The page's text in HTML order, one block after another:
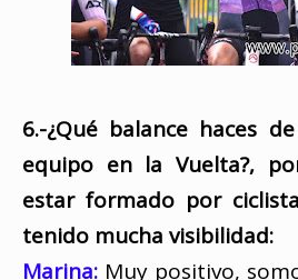
6.-¿Qué balance haces
equipo en la Vuelta?,
estar formado por
tenido mucha visibilidad:
Marina: Muy positivo,